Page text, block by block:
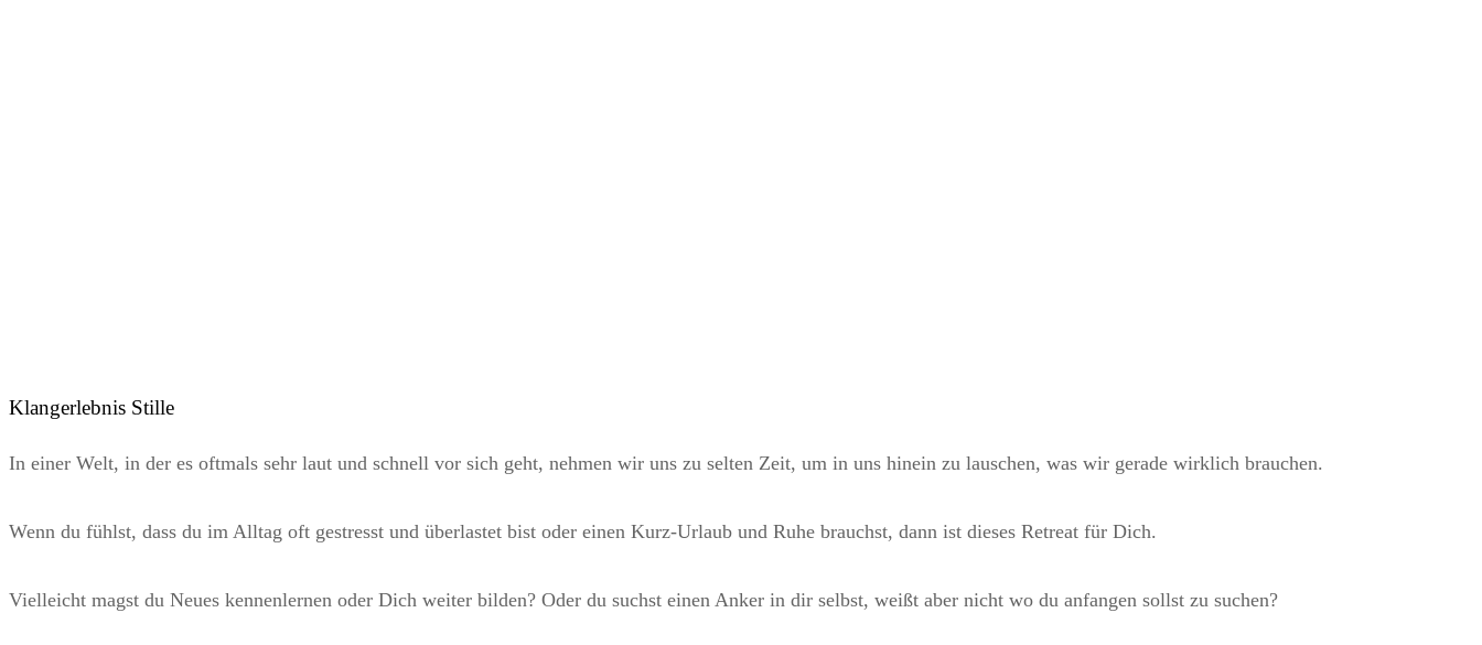
Klangerlebnis Stille
In einer Welt, in der es oftmals sehr laut und schnell vor sich geht, nehmen wir uns zu selten Zeit, um in uns hinein zu lauschen, was wir gerade wirklich brauchen.
Wenn du fühlst, dass du im Alltag oft gestresst und überlastet bist oder einen Kurz-Urlaub und Ruhe brauchst, dann ist dieses Retreat für Dich.
Vielleicht magst du Neues kennenlernen oder Dich weiter bilden? Oder du suchst einen Anker in dir selbst, weißt aber nicht wo du anfangen sollst zu suchen?